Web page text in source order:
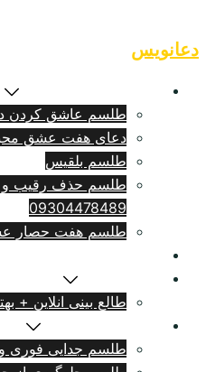
to
content
دعانویس
طلسم عاشق کردن
دعای هفت عشق
طلسم بلقيس
طلسم حذف رقیب و
09304478489
طلسم هفت حصار
طالع بینی انلاین + بهترین
طلسم جدایی فوری و تضمینی